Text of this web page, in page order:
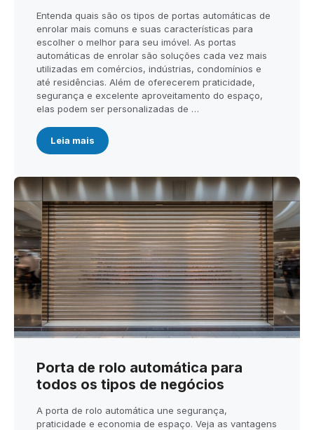
Entenda quais são os tipos de portas automáticas de
enrolar mais comuns e suas características para
escolher o melhor para seu imóvel. As portas
automáticas de enrolar são soluções cada vez mais
utilizadas em comércios, indústrias, condomínios e
até residências. Além de oferecerem praticidade,
segurança e excelente aproveitamento do espaço,
elas podem ser personalizadas de …
Leia mais
Porta de rolo automática para
todos os tipos de negócios
A porta de rolo automática une segurança,
praticidade e economia de espaço. Veja as vantagens